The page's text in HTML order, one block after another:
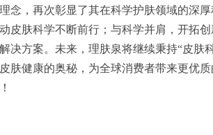
念，再次彰显了其在科学护肤领域的深
皮肤科学不断前行；与科学并肩，开拓
决方案。未来，理肤泉将继续秉持“皮肤
肤健康的奥秘，为全球消费者带来更优